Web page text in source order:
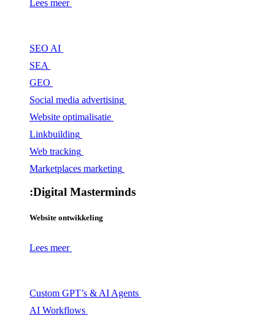
Lees meer
SEO AI
SEA
GEO
Social media advertising
Website optimalisatie
Linkbuilding
Web tracking
Marketplaces marketing
:Digital Masterminds
Website ontwikkeling
Lees meer
Custom GPT’s & AI Agents
AI Workflows